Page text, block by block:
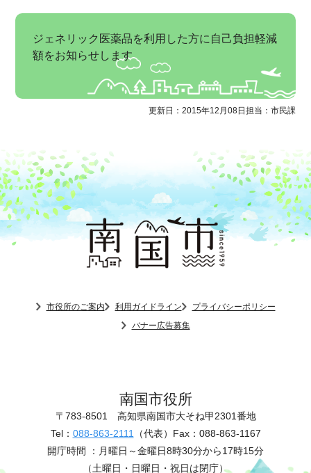
ジェネリック医薬品を利用した方に自己負担軽減
額をお知らせします
更新日：2015年12月08日 担当：市民課
市役所のご案内 利用ガイドライン
プライバシーポリシー
バナー広告募集
南国市役所
〒783-8501 高知県南国市大そね甲2301番地
Tel： 088-863-2111 （代表） Fax：088-863-1167
開庁時間 ： 月曜日～金曜日8時30分から17時15分
（土曜日・日曜日・祝日は閉庁）